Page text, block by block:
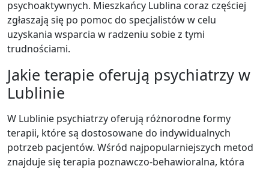
psychoaktywnych. Mieszkańcy Lublina coraz częściej
zgłaszają się po pomoc do specjalistów w celu
uzyskania wsparcia w radzeniu sobie z tymi
trudnościami.
Jakie terapie oferują psychiatrzy w
Lublinie
W Lublinie psychiatrzy oferują różnorodne formy
terapii, które są dostosowane do indywidualnych
potrzeb pacjentów. Wśród najpopularniejszych metod
znajduje się terapia poznawczo-behawioralna, która